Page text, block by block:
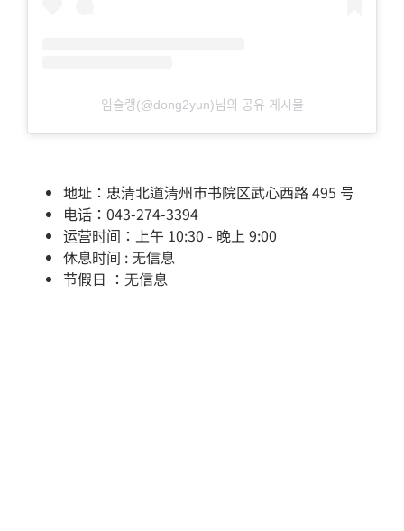
임슐랭(@dong2yun)님의 공유 게시물
地址：忠清北道清州市书院区武心西路 495 号
电话：043-274-3394
运营时间：上午 10:30 - 晚上 9:00
休息时间 : 无信息
节假日 ：无信息